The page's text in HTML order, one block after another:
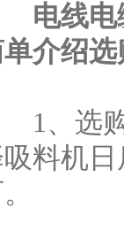
电线
介绍
、选购
料机